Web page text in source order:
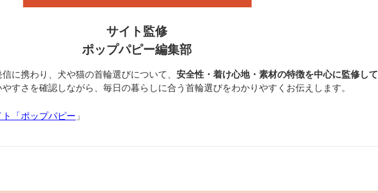
サイト監修
ポップパピー編集部
に携わり、犬や猫の首輪選びについて、 安全性・着け心地・素材の特徴を中心に監修して
すさを確認しながら、毎日の暮らしに合う首輪選びをわかりやすくお伝えします。
「ポップパピー 」